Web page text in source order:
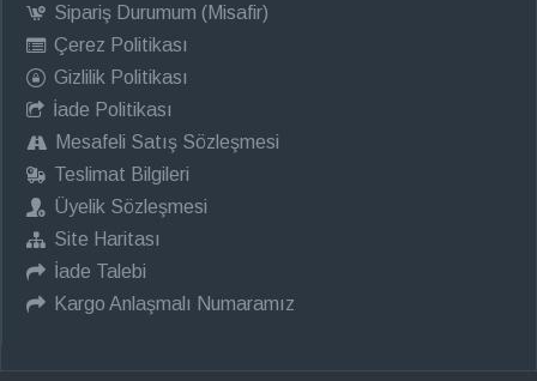
Sipariş Durumum (Misafir)
Çerez Politikası
Gizlilik Politikası
İade Politikası
Mesafeli Satış Sözleşmesi
Teslimat Bilgileri
Üyelik Sözleşmesi
Site Haritası
İade Talebi
Kargo Anlaşmalı Numaramız